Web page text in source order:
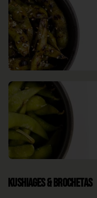
Kushiages & Brochetas